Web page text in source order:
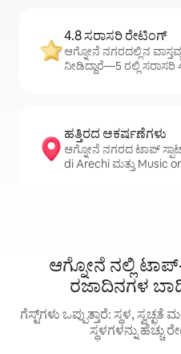
4.8 ಸರಾಸರಿ ರೇಟಿಂಗ್
ಆಗ್ನೋನೆ ನಗರದಲ್ಲಿನ
ನೀಡಿದ್ದಾರೆ—5 ರಲ್ಲಿ ಸರಾಸರಿ
ಹತ್ತಿರದ ಆಕರ್ಷಣೆಗಳು
ಆಗ್ನೋನೆ ನಗರದ ಟಾಪ್
di Arechi ಮತ್ತು Music
ಆಗ್ನೋನೆ ನಲ್ಲಿ
ರಜಾದಿನಗಳ
ಗೆಸ್ಟ್‌ಗಳು ಒಪ್ಪುತ್ತಾರೆ: ಸ್ಥಳ, ಸ್ವಚ್ಛತೆ
ಸ್ಥಳಗಳನ್ನು ಹೆಚ್ಚು